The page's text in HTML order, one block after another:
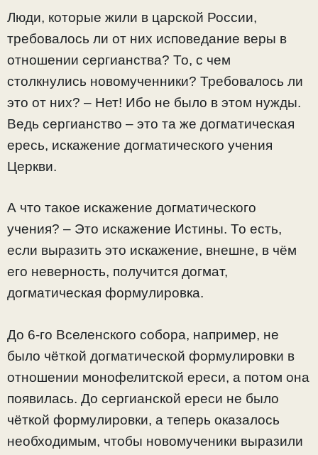
Люди, которые жили в царской России,
требовалось ли от них исповедание веры в
отношении сергианства? То, с чем
столкнулись новомученники? Требовалось ли
это от них? – Нет! Ибо не было в этом нужды.
Ведь сергианство – это та же догматическая
ересь, искажение догматического учения
Церкви.
А что такое искажение догматического
учения? – Это искажение Истины. То есть,
если выразить это искажение, внешне, в чём
его неверность, получится догмат,
догматическая формулировка.
До 6-го Вселенского собора, например, не
было чёткой догматической формулировки в
отношении монофелитской ереси, а потом она
появилась. До сергианской ереси не было
чёткой формулировки, а теперь оказалось
необходимым, чтобы новомученики выразили